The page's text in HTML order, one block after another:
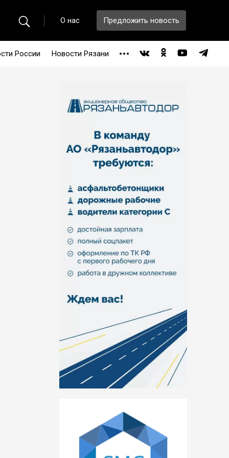
О нас Предложить новость
России Новости Рязани